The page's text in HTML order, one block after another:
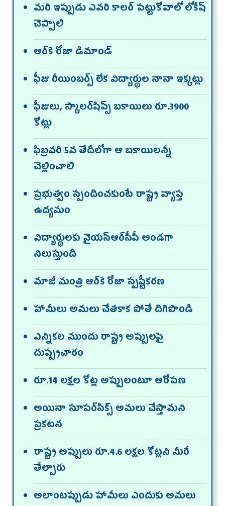
మరి ఇప్పుడు ఎవరి కాలర్‌ పట్టుకోవాలో లోకేష్‌
చెప్పాలి
ఆర్‌కె రోజా డిమాండ్‌
ఫీజు రీయింబర్స్‌ లేక విద్యార్థుల నానా ఇక్కట్లు
ఫీజులు, స్కాలర్‌షిప్స్‌ బకాయిలు రూ.3900
కోట్లు
ఫిబ్రవరి 5వ తేదీలోగా ఆ బకాయిలన్నీ
చెల్లించాలి
ప్రభుత్వం స్పందించకుంటే రాష్ట్ర వ్యాప్త
ఉద్యమం
విద్యార్థులకు వైయ‌స్ఆర్‌సీపీ అండగా
నిలుస్తుంది
మాజీ మంత్రి ఆర్‌కె రోజా స్పష్టీకరణ
హామీలు అమలు చేతకాక పోతే దిగిపొండి
ఎన్నికల ముందు రాష్ట్ర అప్పులపై
దుష్ప్రచారం
రూ.14 లక్షల కోట్ల అప్పులంటూ ఆరోపణ
అయినా సూపర్‌సిక్స్‌ అమలు చేస్తామని
ప్రకటన
రాష్ట్ర అప్పులు రూ.4.6 లక్షల కోట్లని మీరే
తేల్చారు
అలాంటప్పుడు హామీలు ఎందుకు అమలు